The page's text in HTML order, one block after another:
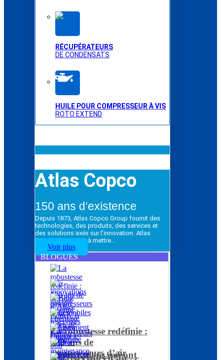
RÉCUPÉRATEURS
DE CONDENSATS
HUILE POUR COMPRESSEUR À VIS
ROTO EXTEND
Atlas Copco
150 ans d’existence
Depuis 1873, Atlas Copco Group fournit des
technologies, des produits, des services et
des solutions axés sur l’innovation. Atlas
Copco Group vise à mettre…
Voir plus
BLOGUES
La robustesse redéfinie :
120 ans de
compresseurs d’air
5 innovations qui ont